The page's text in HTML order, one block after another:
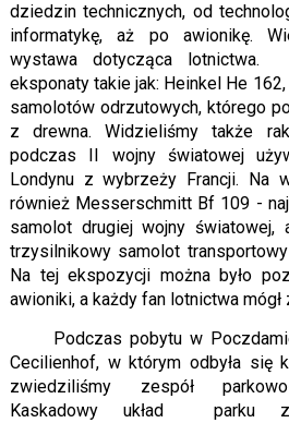
dziedzin technicznych, od
informatykę, aż po awionikę.
wystawa dotycząca lotnictwa.
eksponaty takie jak: Heinkel He
samolotów odrzutowych, którego
z drewna. Widzieliśmy także
podczas II wojny światowej
Londynu z wybrzeży Francji. Na
również Messerschmitt Bf 109 -
samolot drugiej wojny
trzysilnikowy samolot
Na tej ekspozycji można było
awioniki, a każdy fan lotnictwa
Podczas pobytu w
Cecilienhof, w którym odbyła się
zwiedziliśmy zespół
Kaskadowy układ parku